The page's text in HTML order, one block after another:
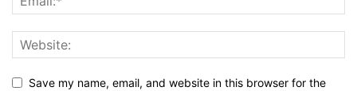
Save my name, email, and website in this browser for the